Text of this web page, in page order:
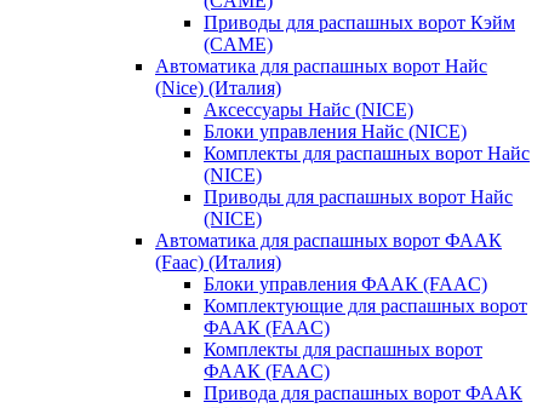
Приводы для распашных ворот Кэйм
(CAME)
Автоматика для распашных ворот Найс
(Nice) (Италия)
Аксессуары Найс (NICE)
Блоки управления Найс (NICE)
Комплекты для распашных ворот Найс
(NICE)
Приводы для распашных ворот Найс
(NICE)
Автоматика для распашных ворот ФААК
(Faac) (Италия)
Блоки управления ФААК (FAAC)
Комплектующие для распашных ворот
ФААК (FAAC)
Комплекты для распашных ворот
ФААК (FAAC)
Привода для распашных ворот ФААК